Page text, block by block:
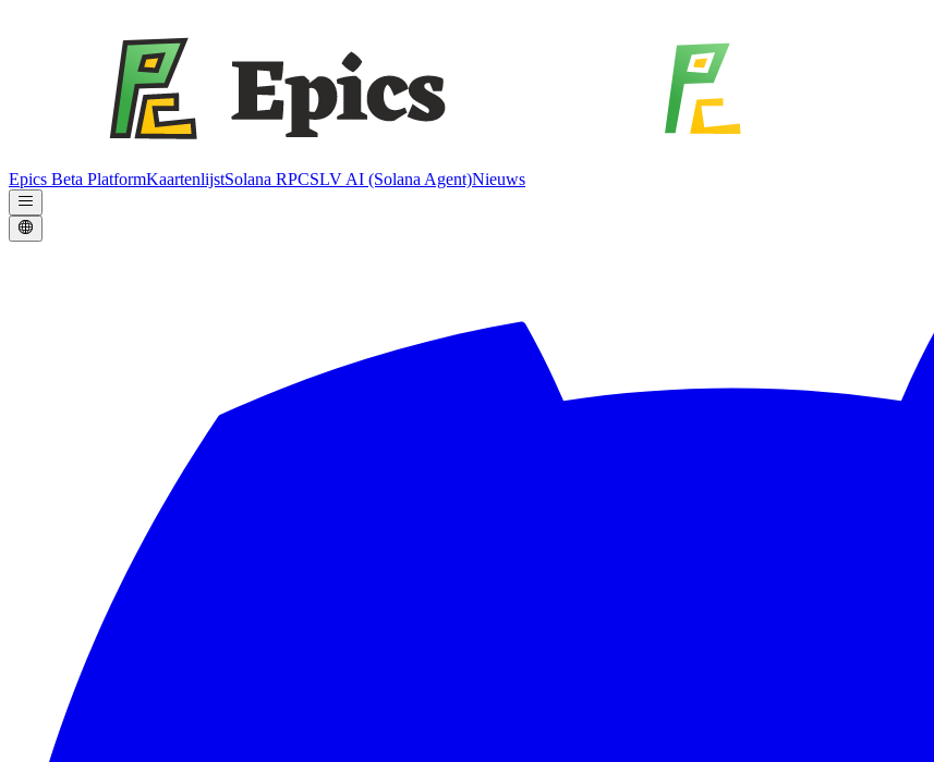
Epics Beta PlatformKaartenlijstSolana RPCSLV AI (Solana Agent)Nieuws